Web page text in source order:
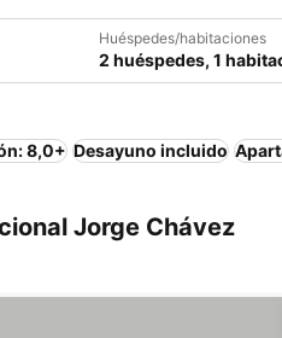
Huéspedes/habitaciones
2 huéspedes, 1
8,0+ Desayuno incluido
Jorge Chávez